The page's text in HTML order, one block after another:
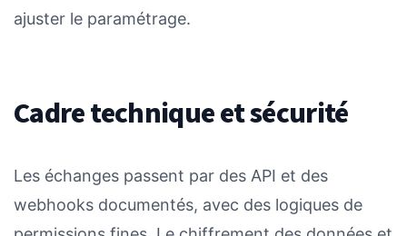
ajuster le paramétrage.
Cadre technique et sécurité
Les échanges passent par des API et des
webhooks documentés, avec des logiques de